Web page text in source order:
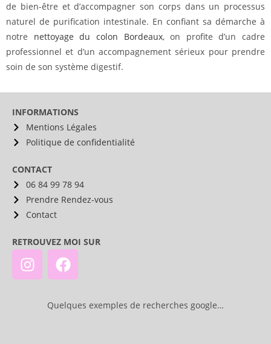
de bien-être et d’accompagner son corps dans un processus
naturel de purification intestinale. En confiant sa démarche à
notre nettoyage du colon Bordeaux, on profite d’un cadre
professionnel et d’un accompagnement sérieux pour prendre
soin de son système digestif.
INFORMATIONS
Mentions Légales
Politique de confidentialité
CONTACT
06 84 99 78 94
Prendre Rendez-vous
Contact
RETROUVEZ MOI SUR
Quelques exemples de recherches google…